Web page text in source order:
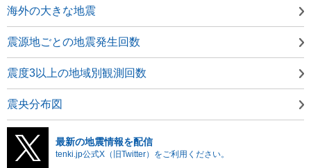
海外の大きな地震
震源地ごとの地震発生回数
震度3以上の地域別観測回数
震央分布図
最新の地震情報を配信
tenki.jp公式X（旧Twitter）をご利用ください。